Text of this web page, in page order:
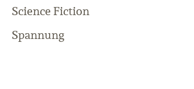
Science Fiction
Spannung